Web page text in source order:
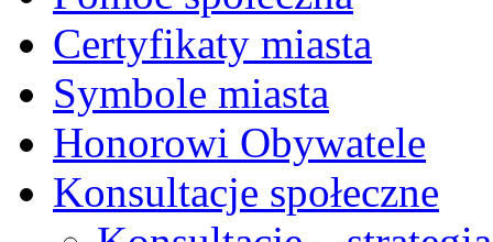
Certyfikaty miasta
Symbole miasta
Honorowi Obywatele
Konsultacje społeczne